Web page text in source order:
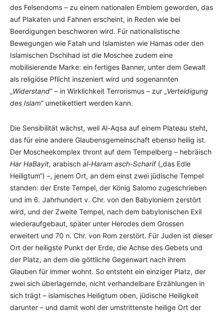
des Felsendoms – zu einem nationalen Emblem geworden, das
auf Plakaten und Fahnen erscheint, in Reden wie bei
Beerdigungen beschworen wird. Für nationalistische
Bewegungen wie Fatah und Islamisten wie Hamas oder den
Islamischen Dschihad ist die Moschee zudem eine
mobilisierende Marke: ein fertiges Banner, unter dem Gewalt
als religiöse Pflicht inszeniert wird und sogenannten
„Widerstand“ – in Wirklichkeit Terrorismus – zur „Verteidigung
des Islam“ umetikettiert werden kann.
Die Sensibilität wächst, weil Al-Aqsa auf einem Plateau steht,
das für eine andere Glaubensgemeinschaft ebenso heilig ist.
Der Moscheekomplex thront auf dem Tempelberg – hebräisch
Har HaBayit, arabisch al-Haram asch-Scharif(„das Edle
Heiligtum“) –, jenem Ort, an dem einst zwei jüdische Tempel
standen: der Erste Tempel, der König Salomo zugeschrieben
und im 6. Jahrhundert v. Chr. von den Babyloniern zerstört
wird, und der Zweite Tempel, nach dem babylonischen Exil
wiederaufgebaut, später unter Herodes dem Grossen
erweitert und 70 n. Chr. von Rom zerstört. Für Juden ist dieser
Ort der heiligste Punkt der Erde, die Achse des Gebets und
der Platz, an dem die göttliche Gegenwart nach ihrem
Glauben für immer wohnt. So entsteht ein einziger Platz, der
zwei sich überlagernde, nicht verhandelbare Erzählungen in
sich trägt – islamisches Heiligtum oben, jüdische Heiligkeit
darunter – und damit wohl der umstrittenste heilige Ort der